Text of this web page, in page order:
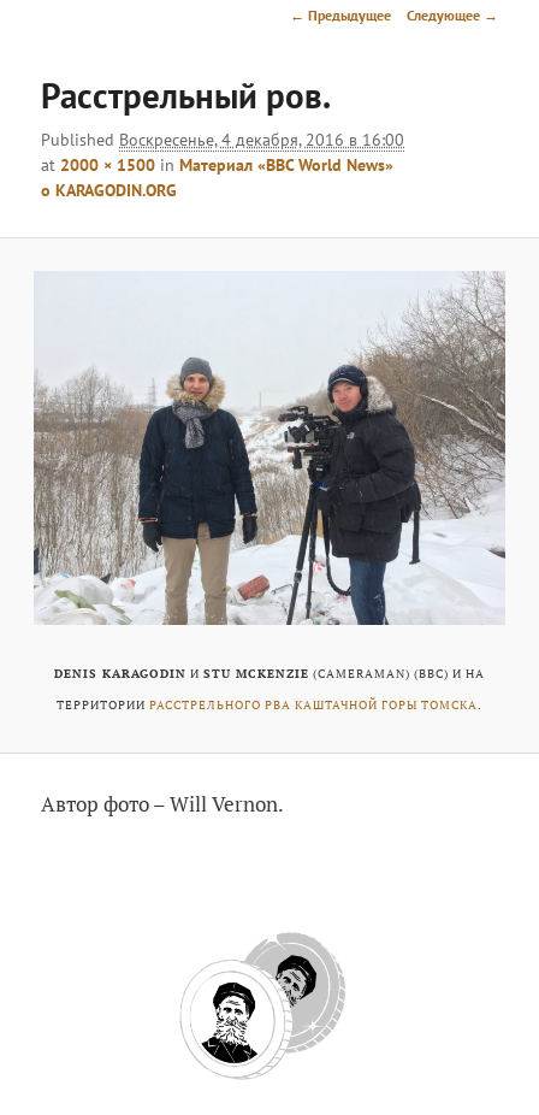
Навигация
← Предыдущее Следующее →
Расстрельный ров.
Published Воскресенье, 4 декабря, 2016 в 16:00
at 2000 × 1500 inМатериал «BBC World News»
о KARAGODIN.ORG
DENIS KARAGODIN И STU MCKENZIE (CAMERAMAN) (BBC) И НА
ТЕРРИТОРИИ РАССТРЕЛЬНОГО РВА КАШТАЧНОЙ ГОРЫ ТОМСКА.
Автор фото – Will Vernon.